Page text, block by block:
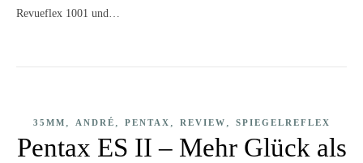
Revueflex 1001 und…
35MM , ANDRÉ , PENTAX , REVIEW , SPIEGELREFLEX
Pentax ES II – Mehr Glück als